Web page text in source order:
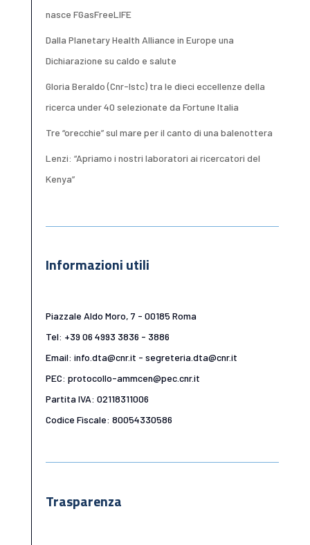
nasce FGasFreeLIFE
Dalla Planetary Health Alliance in Europe una
Dichiarazione su caldo e salute
Gloria Beraldo (Cnr-Istc) tra le dieci eccellenze della
ricerca under 40 selezionate da Fortune Italia
Tre “orecchie” sul mare per il canto di una balenottera
Lenzi: “Apriamo i nostri laboratori ai ricercatori del
Kenya”
Informazioni utili
Piazzale Aldo Moro, 7 - 00185 Roma
Tel: +39 06 4993 3836 - 3886
Email: info.dta@cnr.it - segreteria.dta@cnr.it
PEC: protocollo-ammcen@pec.cnr.it
Partita IVA: 02118311006
Codice Fiscale: 80054330586
Trasparenza